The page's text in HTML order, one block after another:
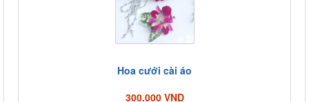
Hoa cưới cài áo
300.000 VND